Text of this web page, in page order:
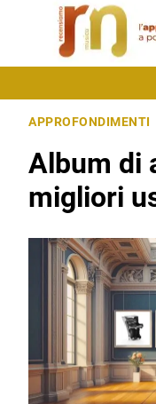
APPROFONDIMENTI
Album di
migliori